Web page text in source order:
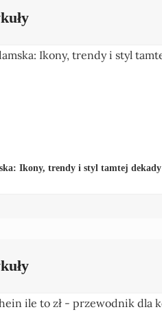
Ikony, trendy i styl tamtej dekady